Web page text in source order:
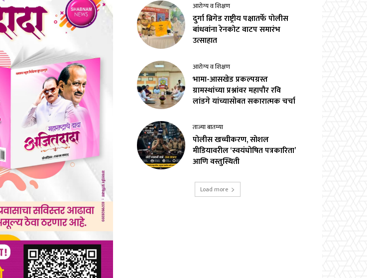
आरोग्य व शिक्षण
दुर्गा ब्रिगेड राष्ट्रीय पक्षातर्फे पोलीस
बांधवांना रेनकोट वाटप समारंभ
उत्साहात
आरोग्य व शिक्षण
भामा-आसखेड प्रकल्पग्रस्त
ग्रामस्थांच्या प्रश्नांवर महापौर रवि
लांडगे यांच्यासोबत सकारात्मक चर्चा
ताज्या बातम्या
पोलीस खच्चीकरण, सोशल
मीडियावरील ‘स्वयंघोषित पत्रकारिता’
आणि वस्तुस्थिती
Load more